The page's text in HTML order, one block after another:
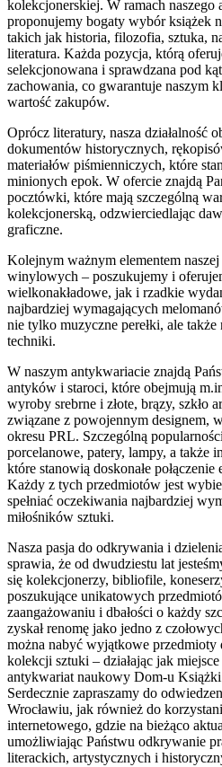
kolekcjonerskiej. W ramach
proponujemy bogaty wybór książek
takich jak historia, filozofia, sztuka,
literatura. Każda pozycja, którą
selekcjonowana i sprawdzana pod
zachowania, co gwarantuje naszym
wartość zakupów.
Oprócz literatury, nasza działalność
dokumentów historycznych,
materiałów piśmienniczych, które
minionych epok. W ofercie znajdą
pocztówki, które mają szczególną
kolekcjonerską, odzwierciedlając
graficzne.
Kolejnym ważnym elementem naszej
winylowych – poszukujemy i
wielkonakładowe, jak i rzadkie
najbardziej wymagających
nie tylko muzyczne perełki, ale
techniki.
W naszym antykwariacie znajdą
antyków i staroci, które obejmują
wyroby srebrne i złote, brązy, szkło
związane z powojennym designem,
okresu PRL. Szczególną
porcelanowe, patery, lampy, a także
które stanowią doskonałe
Każdy z tych przedmiotów jest
spełniać oczekiwania najbardziej
miłośników sztuki.
Nasza pasja do odkrywania i
sprawia, że od dwudziestu lat
się kolekcjonerzy, bibliofile,
poszukujące unikatowych
zaangażowaniu i dbałości o każdy
zyskał renomę jako jedno z
można nabyć wyjątkowe przedmioty
kolekcji sztuki – działając jak
antykwariat naukowy Dom-u
Serdecznie zapraszamy do
Wrocławiu, jak również do
internetowego, gdzie na bieżąco
umożliwiając Państwu odkrywanie
literackich, artystycznych i